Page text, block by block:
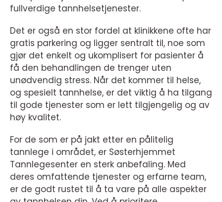
fullverdige tannhelsetjenester.
Det er også en stor fordel at klinikkene ofte har
gratis parkering og ligger sentralt til, noe som
gjør det enkelt og ukomplisert for pasienter å
få den behandlingen de trenger uten
unødvendig stress. Når det kommer til helse,
og spesielt tannhelse, er det viktig å ha tilgang
til gode tjenester som er lett tilgjengelig og av
høy kvalitet.
For de som er på jakt etter en pålitelig
tannlege i området, er Søsterhjemmet
Tannlegesenter en sterk anbefaling. Med
deres omfattende tjenester og erfarne team,
er de godt rustet til å ta vare på alle aspekter